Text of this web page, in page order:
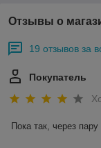
Отзывы о
19 отзывов за
Покупатель
Пока так, через